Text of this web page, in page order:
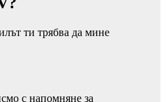
ти трябва да мине
с напомняне за